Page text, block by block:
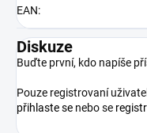
EAN:
Diskuze
Buďte první, kdo napíše
Pouze registrovaní
přihlaste se nebo se